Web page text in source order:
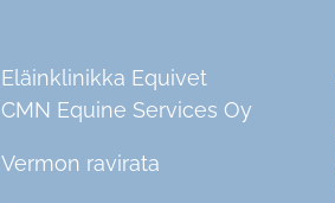
Eläinklinikka Equivet
CMN Equine Services Oy
Vermon ravirata